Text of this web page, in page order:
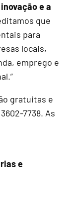
e a
que
para
locais,
emprego e
gratuitas e
7738. As
e